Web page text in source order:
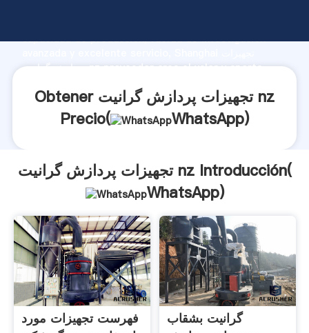
capacidad de producción, fuerza de investigación
پردازش گرانیت nz proveedor crea el valor y aporta
Obtener تجهیزات پردازش گرانیت nz
Precio(
WhatsApp)
تجهیزات پردازش گرانیت nz Introducción(
WhatsApp)
فهرست تجهیزات مورد
گرانیت بشقاب